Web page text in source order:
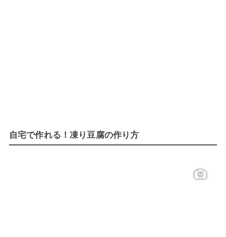
自宅で作れる！凍り豆腐の作り方